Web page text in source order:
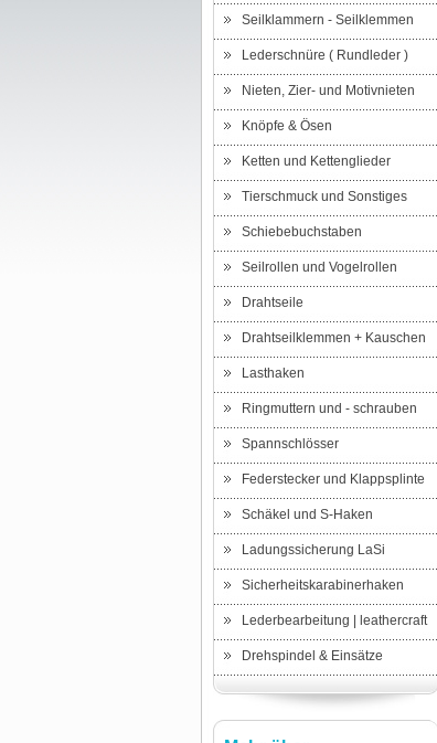
Seilklammern - Seilklemmen
Lederschnüre ( Rundleder )
Nieten, Zier- und Motivnieten
Knöpfe & Ösen
Ketten und Kettenglieder
Tierschmuck und Sonstiges
Schiebebuchstaben
Seilrollen und Vogelrollen
Drahtseile
Drahtseilklemmen + Kauschen
Lasthaken
Ringmuttern und - schrauben
Spannschlösser
Federstecker und Klappsplinte
Schäkel und S-Haken
Ladungssicherung LaSi
Sicherheitskarabinerhaken
Lederbearbeitung | leathercraft
Drehspindel & Einsätze